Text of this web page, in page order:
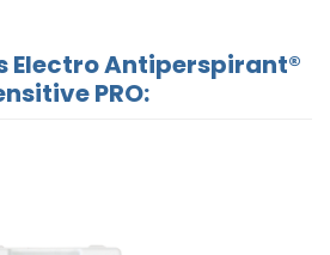
Electro Antiperspirant®
PRO: